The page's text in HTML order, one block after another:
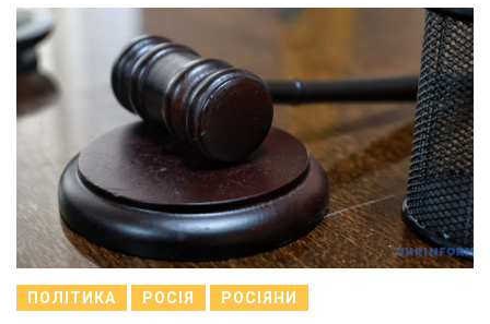
ПОЛІТИКА РОСІЯ РОСІЯНИ